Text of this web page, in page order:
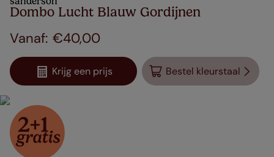
Dombo Lucht Blauw Gordijnen
€40,00
Krijg een prijs Bestel kleurstaal